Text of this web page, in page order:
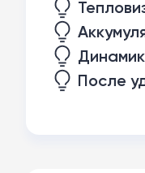
После